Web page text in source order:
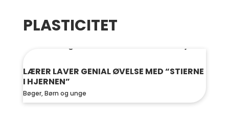
PLASTICITET
LÆRER LAVER GENIAL ØVELSE MED “STIERNE
I HJERNEN”
Bøger,Børn og unge